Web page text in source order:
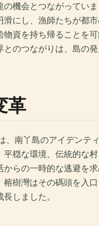
の機会とつながってい
滑にし、漁師たちが都
物資を持ち帰ることを
とのつながりは、島の
革
、南丫島のアイデンテ
平穏な環境、伝統的な
からの一時的な逃避を
榕樹灣はその碼頭を入
しました。